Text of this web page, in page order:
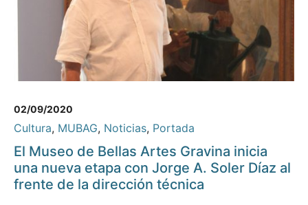
02/09/2020
Cultura, MUBAG, Noticias, Portada
El Museo de Bellas Artes Gravina inicia
una nueva etapa con Jorge A. Soler Díaz al
frente de la dirección técnica